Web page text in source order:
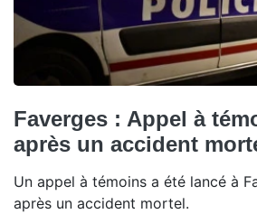
Faverges : Appel à
après un accident
Un appel à témoins a été lancé à
après un accident mortel.